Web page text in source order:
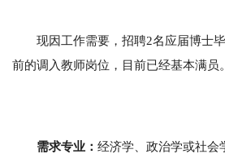
现因工作需要，招聘2名应届博士
前的调入教师岗位，目前已经基本满员。
需求专业： 经济学、政治学或社会